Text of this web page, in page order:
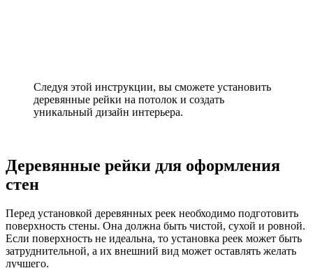
Следуя этой инструкции, вы сможете установить
деревянные рейки на потолок и создать
уникальный дизайн интерьера.
Деревянные рейки для оформления
стен
Перед установкой деревянных реек необходимо подготовить
поверхность стены. Она должна быть чистой, сухой и ровной.
Если поверхность не идеальна, то установка реек может быть
затруднительной, а их внешний вид может оставлять желать
лучшего.